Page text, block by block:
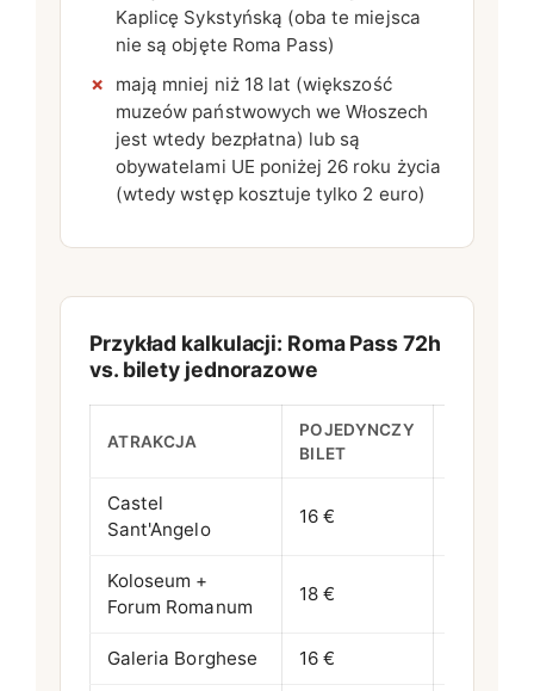
Kaplicę Sykstyńską (oba te miejsca
nie są objęte Roma Pass)
mają mniej niż 18 lat (większość
muzeów państwowych we Włoszech
jest wtedy bezpłatna) lub są
obywatelami UE poniżej 26 roku życia
(wtedy wstęp kosztuje tylko 2 euro)
Przykład kalkulacji: Roma Pass 72h
vs. bilety jednorazowe
ATRAKCJA
POJEDYNCZY
BILET
Castel
Sant'Angelo
16 €
Koloseum +
Forum Romanum
18 €
Galeria Borghese 16 €